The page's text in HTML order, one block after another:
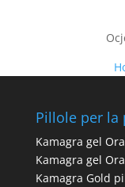
Pillole per la
Kamagra gel
Kamagra gel
Kamagra Gold